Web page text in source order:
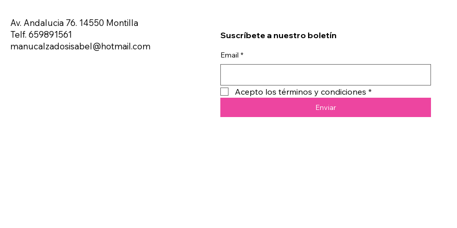
Av. Andalucia 76. 14550 Montilla
Telf. 659891561
manucalzadosisabel@hotmail.com
Suscríbete a nuestro boletín
Email *
Acepto los términos y condiciones *
Enviar